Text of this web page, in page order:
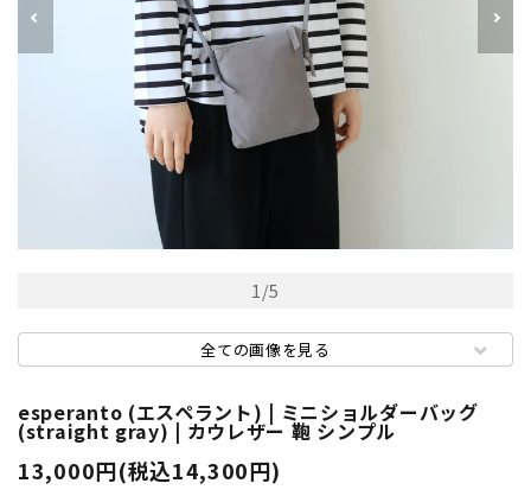
1/5
全ての画像を見る
esperanto (エスペラント) | ミニショルダーバッグ
(straight gray) | カウレザー 鞄 シンプル
13,000円(税込14,300円)